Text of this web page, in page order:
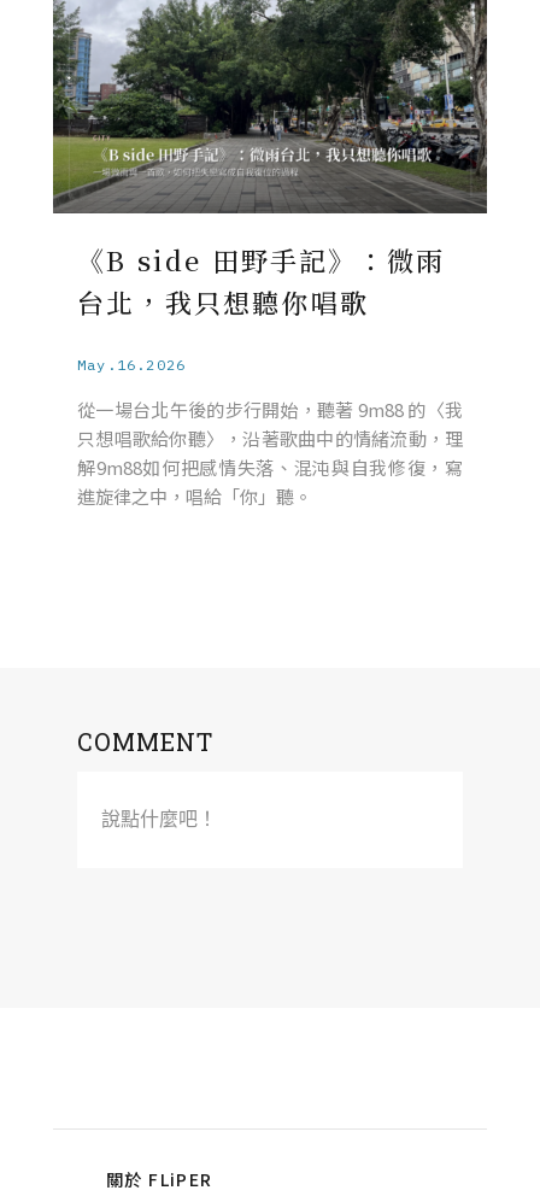
《B side 田野手記》：微雨
台北，我只想聽你唱歌
May.16.2026
從一場台北午後的步行開始，聽著 9m88 的〈我
只想唱歌給你聽〉，沿著歌曲中的情緒流動，理
解9m88如何把感情失落、混沌與自我修復，寫
進旋律之中，唱給「你」聽。
COMMENT
說點什麼吧！
關於 FLiPER